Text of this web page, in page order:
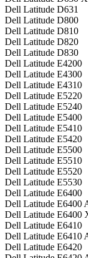
Dell Latitude D631
Dell Latitude D800
Dell Latitude D810
Dell Latitude D820
Dell Latitude D830
Dell Latitude E4200
Dell Latitude E4300
Dell Latitude E4310
Dell Latitude E5220
Dell Latitude E5240
Dell Latitude E5400
Dell Latitude E5410
Dell Latitude E5420
Dell Latitude E5500
Dell Latitude E5510
Dell Latitude E5520
Dell Latitude E5530
Dell Latitude E6400
Dell Latitude E6400
Dell Latitude E6400
Dell Latitude E6410
Dell Latitude E6410
Dell Latitude E6420